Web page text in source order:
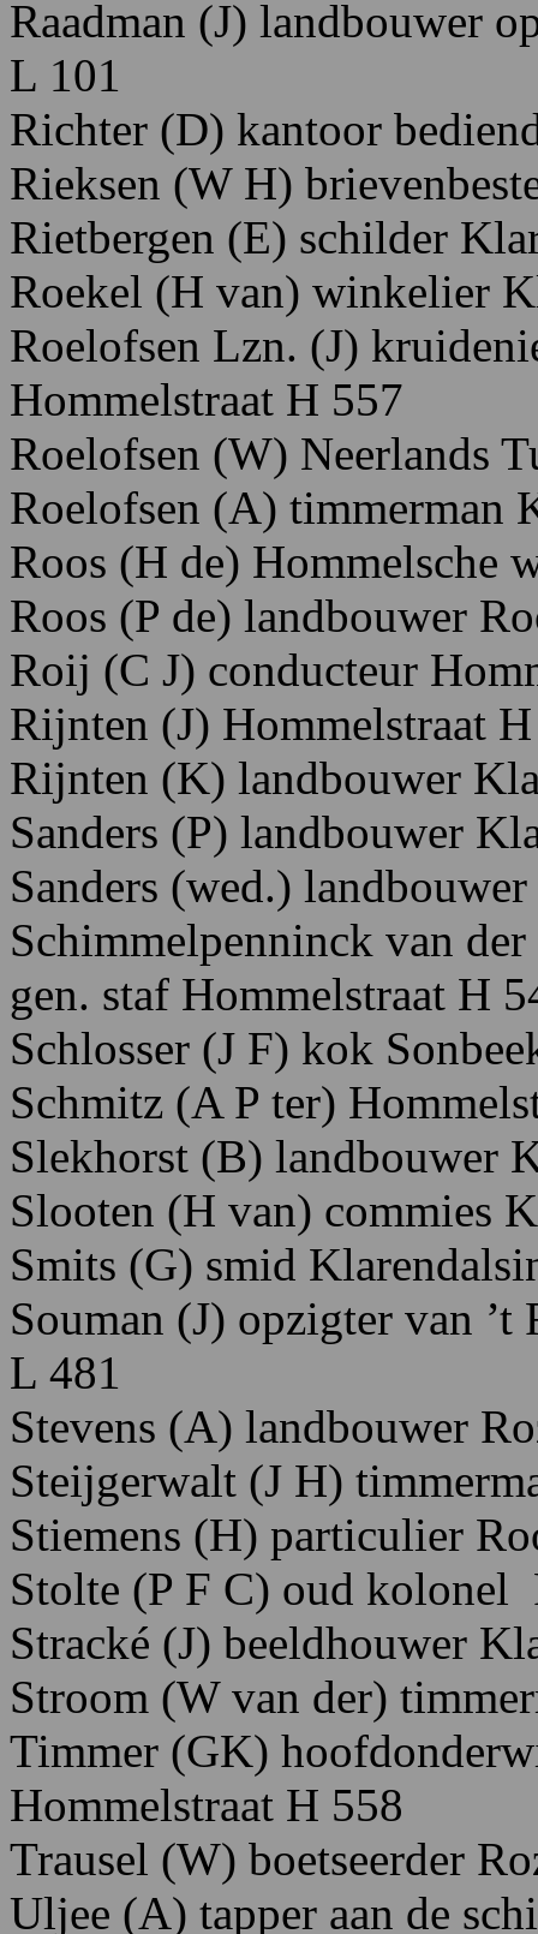
Raadman (J) landbouwer
L 101
Richter (D) kantoor
Rieksen (W H)
Rietbergen (E) schilder K
Roekel (H van) winkelier K
Roelofsen Lzn. (J)
Hommelstraat H 557
Roelofsen (W) Neerlands
Roelofsen (A) timmerman
Roos (H de) Hommelsche
Roos (P de) landbouwer R
Roij (C J) conducteur H
Rijnten (J) Hommelstraat H
Rijnten (K) landbouwer K
Sanders (P) landbouwer
Sanders (wed.)
Schimmelpenninck van der
gen. staf Hommelstraat H
Schlosser (J F) kok S
Schmitz (A P ter)
Slekhorst (B) landbouwer
Slooten (H van) commies K
Smits (G) smid K
Souman (J) opzigter van ’t
L 481
Stevens (A) landbouwer R
Steijgerwalt (J H)
Stiemens (H) particulier R
Stolte (P F C) oud kolonel
Stracké (J) beeldhouwer K
Stroom (W van der)
Timmer (GK)
Hommelstraat H 558
Trausel (W) boetseerder R
Uljee (A) tapper aan de